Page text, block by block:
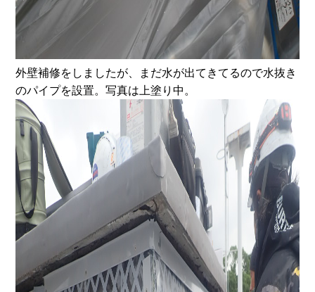
外壁補修をしましたが、まだ水が出てきてるので水抜き
のパイプを設置。写真は上塗り中。